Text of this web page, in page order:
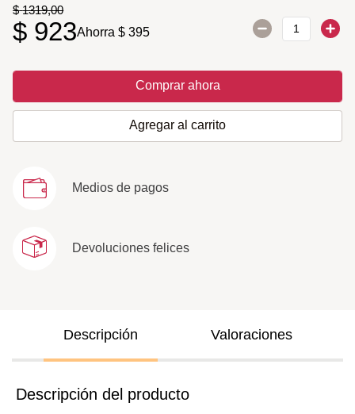
$ 1319,00
$ 923Ahorra$ 395
Comprar ahora
Agregar al carrito
Medios de pagos
Devoluciones felices
Descripción Valoraciones
Descripción del producto